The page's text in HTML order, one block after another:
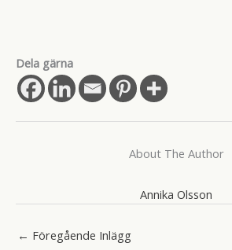
Dela gärna
About The Author
Annika Olsson
← Föregående Inlägg